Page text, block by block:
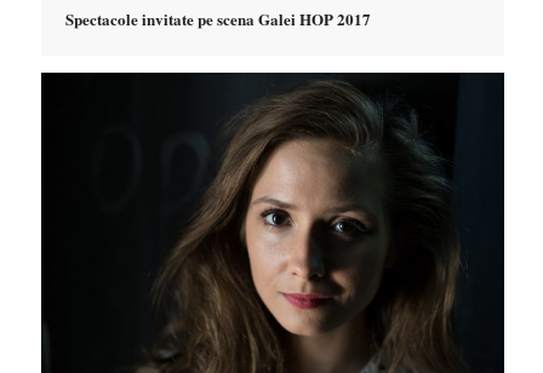
Spectacole invitate pe scena Galei HOP 2017